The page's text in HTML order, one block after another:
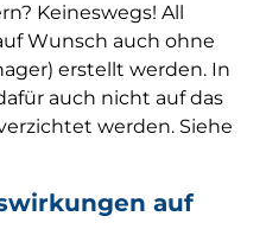
Keineswegs! All
Wunsch auch ohne
erstellt werden. In
auch nicht auf das
werden. Siehe
auf